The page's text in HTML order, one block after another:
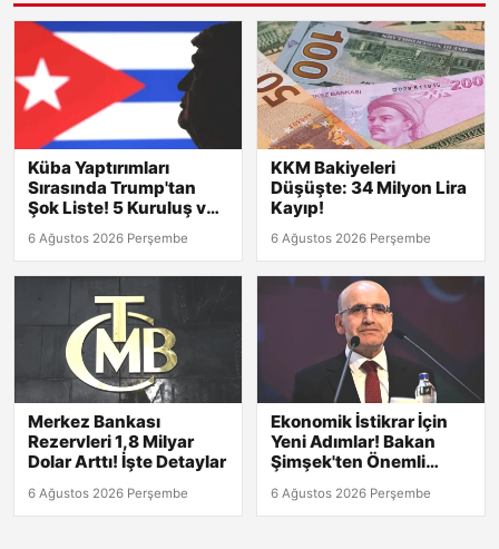
Küba Yaptırımları
Sırasında Trump'tan
Şok Liste! 5 Kuruluş ve
6 Ağustos 2026 Perşembe
KKM Bakiyeleri
Düşüşte: 34 Milyon Lira
Kayıp!
6 Ağustos 2026 Perşembe
Merkez Bankası
Rezervleri 1,8 Milyar
Dolar Arttı! İşte Detaylar
6 Ağustos 2026 Perşembe
Ekonomik İstikrar İçin
Yeni Adımlar! Bakan
Şimşek'ten Önemli
6 Ağustos 2026 Perşembe